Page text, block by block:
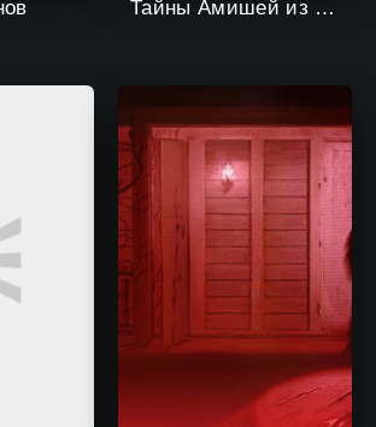
Тайны Амишей из Шугар Крика